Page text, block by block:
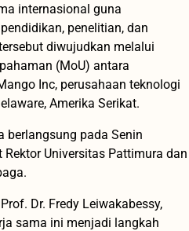
internasional guna
penelitian, dan
diwujudkan melalui
(MoU) antara
Inc, perusahaan teknologi
Amerika Serikat.
berlangsung pada Senin
Universitas Pattimura dan
Dr. Fredy Leiwakabessy,
sama ini menjadi langkah